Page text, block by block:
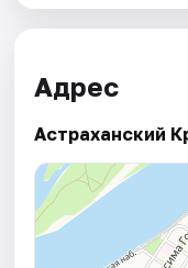
Адрес
Астраханский